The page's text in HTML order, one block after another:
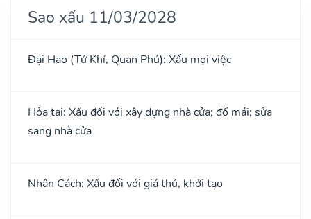
Sao xấu 11/03/2028
Đại Hao (Tử Khí, Quan Phú): Xấu mọi việc
Hỏa tai: Xấu đối với xây dựng nhà cửa; đổ mái; sửa
sang nhà cửa
Nhân Cách: Xấu đối với giá thú, khởi tạo